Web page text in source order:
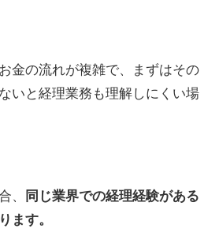
金の流れが複雑で、まずはその
いと経理業務も理解しにくい場
、
同じ業界での経理経験がある
ます。